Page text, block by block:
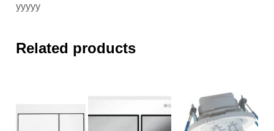
yyyyy
Related products